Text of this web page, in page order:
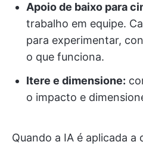
Apoio de baixo para
trabalho em equipe.
para experimentar,
o que funciona.
Itere e dimensione:
o impacto e
Quando a IA é aplicada